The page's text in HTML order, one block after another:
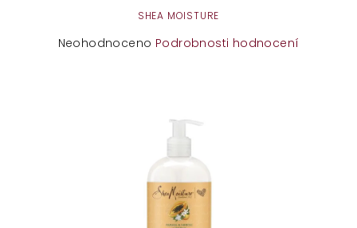
SHEA MOISTURE
Průměrné
Neohodnoceno Podrobnosti hodnocení